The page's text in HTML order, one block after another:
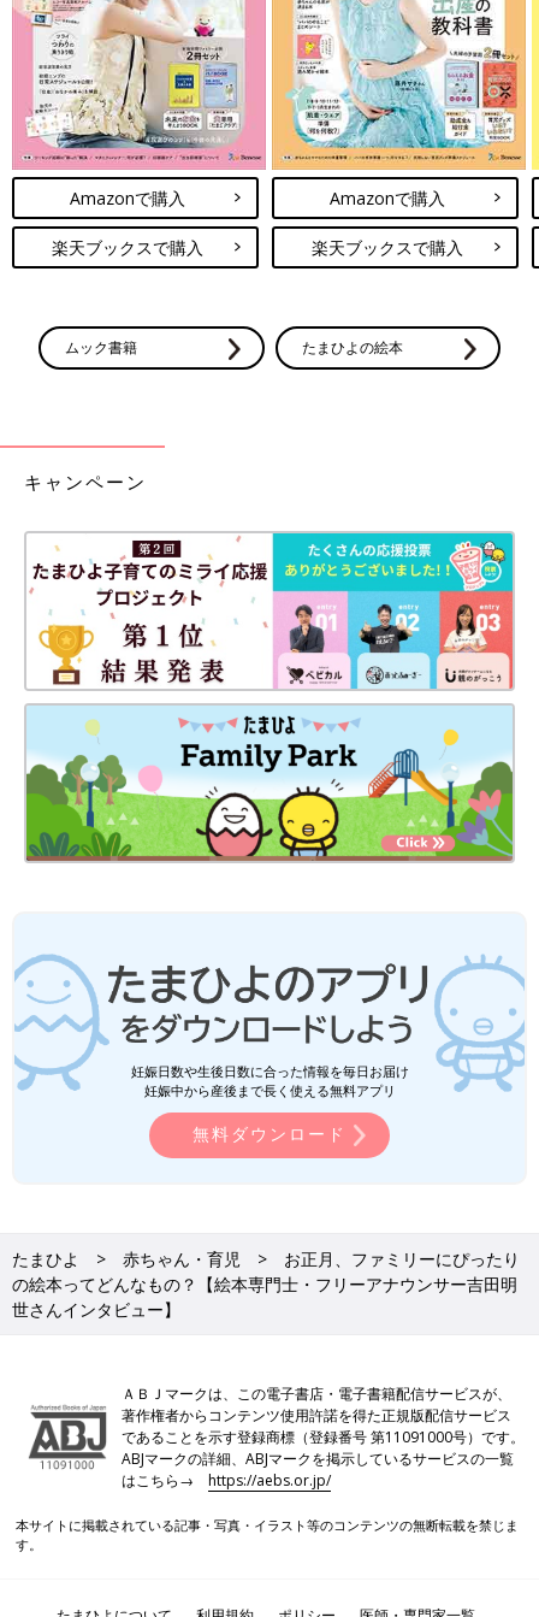
「お正月によく目にする“かがみもち”。そんな“かがみもち”は、
どんな気持ちなんでしょう？ “かがみもち”の複雑な心境、姿形
が変わる臨場感がとっても楽しい１冊です」（吉田さん）
親子でトライしてほしい「早口言葉」が楽しい絵本
――2022年12月に絵本を出版した吉田さん。その絵本のおすす
めポイントを教えてください。
吉田 言葉のおもしろさ、楽しさを子どもたちに感じてもらいた
い。そんな思いで、早口言葉をテーマにした『はやくちよこれい
と』という絵本を作りました。
一粒飲むと滑舌がよくなるという『外郎（ういろう）』を売り歩
く商人が、その効果効能を、早口言葉を交えながら軽快に紹介す
る、という歌舞伎の演目で有名なお話をアレンジしました。外郎
をチョコレートに、商人をチョコレートの魔人に設定を変えるこ
とで、より親しみを持って楽しんでもらえるように工夫していま
なと思っています。
お話／吉田明世さん 取材・文／たまひよONLINE編集部
早口言葉を親子で楽しむと、こんないい
ことが･･･【絵本専門士・フリーアナウ
ンサー吉田明世さんインタビュー】
4才の女の子と1才の男の子のきょうだい育児に
奮闘中のフリーアナウンサーの吉田明世さん。
本も出版。その絵本に込めた思いを聞きまし
た。
めるといいですね。
絵本専門士としても活躍する吉田さんのきょうだい育児の日々は
●記事の内容は記事執筆当時の情報であり、現在と異なる場合が
あります。
吉田明世（よしだあきよ）
Amazonで購入
楽天ブックスで購入
Amazonで購入
楽天ブックスで購入
ムック書籍 たまひよの絵本
キャンペーン
妊娠日数や生後日数に合った情報を毎日お届け
妊娠中から産後まで長く使える無料アプリ
無料ダウンロード
たまひよ 赤ちゃん・育児
お正月、ファミリーにぴったり
の絵本ってどんなもの？【絵本専門士・フリーアナウンサー吉田明
世さんインタビュー】
ＡＢＪマークは、この電子書店・電子書籍配信サービスが、
著作権者からコンテンツ使用許諾を得た正規版配信サービス
であることを示す登録商標（登録番号 第11091000号）です。
ABJマークの詳細、ABJマークを掲示しているサービスの一覧
はこちら→https://aebs.or.jp/
本サイトに掲載されている記事・写真・イラスト等のコンテンツの無断転載を禁じま
す。